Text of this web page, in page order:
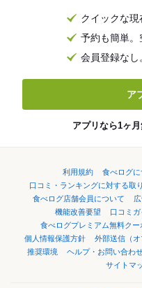
クイックな
予約も簡単
会員登録な
ア
アプリなら1ヶ
利用規約 食べログに
口コミ・ランキングに対する取
食べログ店舗会員について
機能改善要望
口コミ
食べログプレミアム無料クー
個人情報保護方針
外部送信（オ
推奨環境
ヘルプ・お問い合わ
サイトマ